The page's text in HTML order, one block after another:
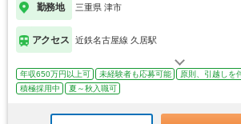
勤務地 三重県 津市
アクセス 近鉄名古屋線 久居駅
年収650万円以上可 未経験者も応募可能 原則、引越しを
積極採用中
夏～秋入職可